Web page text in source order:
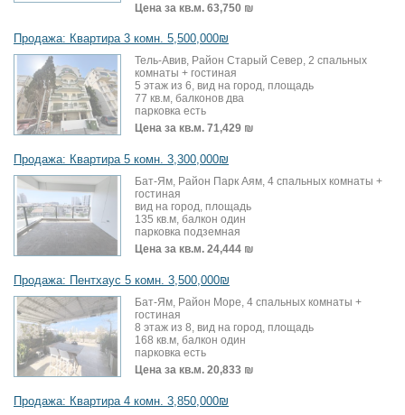
Цена за кв.м. 63,750 ₪
Продажа: Квартира 3 комн. 5,500,000₪
Тель-Авив, Район Старый Север, 2 спальных
комнаты + гостиная
5 этаж из 6, вид на город, площадь
77 кв.м, балконов два
парковка есть
Цена за кв.м. 71,429 ₪
Продажа: Квартира 5 комн. 3,300,000₪
Бат-Ям, Район Парк Аям, 4 спальных комнаты +
гостиная
вид на город, площадь
135 кв.м, балкон один
парковка подземная
Цена за кв.м. 24,444 ₪
Продажа: Пентхаус 5 комн. 3,500,000₪
Бат-Ям, Район Море, 4 спальных комнаты +
гостиная
8 этаж из 8, вид на город, площадь
168 кв.м, балкон один
парковка есть
Цена за кв.м. 20,833 ₪
Продажа: Квартира 4 комн. 3,850,000₪